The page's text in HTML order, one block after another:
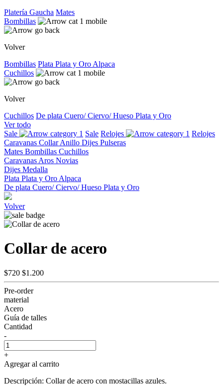
Platería Gaucha Mates
Bombillas
Volver
Bombillas Plata Plata y Oro Alpaca
Cuchillos
Volver
Cuchillos De plata Cuero/ Ciervo/ Hueso Plata y Oro
Ver todo
Sale
Sale Relojes
Relojes
Caravanas CollarAnillo Dijes Pulseras
Mates Bombillas Cuchillos
Caravanas Aros Novias
Dijes Medalla
Plata Plata y Oro Alpaca
De plata Cuero/ Ciervo/ Hueso Plata y Oro
Volver
Collar de acero
$720 $1.200
Pre-order
material
Acero
Guía de talles
Cantidad
-
+
Agregar al carrito
Descripción: Collar de acero con mostacillas azules.